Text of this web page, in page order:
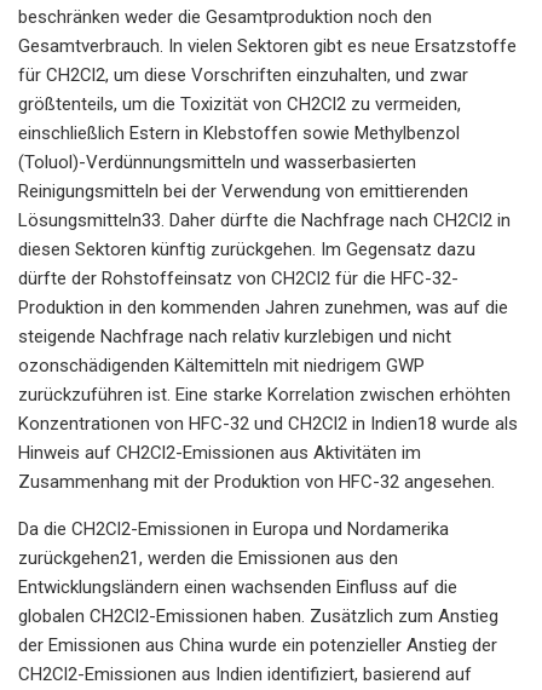
beschränken weder die Gesamtproduktion noch den
Gesamtverbrauch. In vielen Sektoren gibt es neue Ersatzstoffe
für CH2Cl2, um diese Vorschriften einzuhalten, und zwar
größtenteils, um die Toxizität von CH2Cl2 zu vermeiden,
einschließlich Estern in Klebstoffen sowie Methylbenzol
(Toluol)-Verdünnungsmitteln und wasserbasierten
Reinigungsmitteln bei der Verwendung von emittierenden
Lösungsmitteln33. Daher dürfte die Nachfrage nach CH2Cl2 in
diesen Sektoren künftig zurückgehen. Im Gegensatz dazu
dürfte der Rohstoffeinsatz von CH2Cl2 für die HFC-32-
Produktion in den kommenden Jahren zunehmen, was auf die
steigende Nachfrage nach relativ kurzlebigen und nicht
ozonschädigenden Kältemitteln mit niedrigem GWP
zurückzuführen ist. Eine starke Korrelation zwischen erhöhten
Konzentrationen von HFC-32 und CH2Cl2 in Indien18 wurde als
Hinweis auf CH2Cl2-Emissionen aus Aktivitäten im
Zusammenhang mit der Produktion von HFC-32 angesehen.
Da die CH2Cl2-Emissionen in Europa und Nordamerika
zurückgehen21, werden die Emissionen aus den
Entwicklungsländern einen wachsenden Einfluss auf die
globalen CH2Cl2-Emissionen haben. Zusätzlich zum Anstieg
der Emissionen aus China wurde ein potenzieller Anstieg der
CH2Cl2-Emissionen aus Indien identifiziert, basierend auf